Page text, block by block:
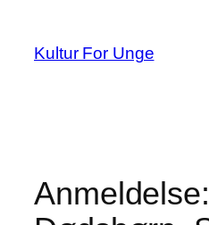
indhold
Kultur For Unge
Anmeldelse: